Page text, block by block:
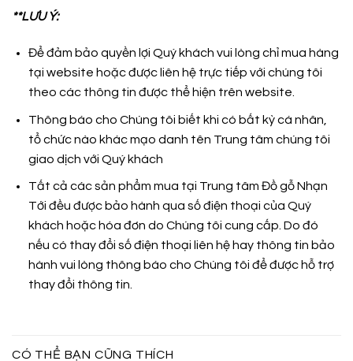
**LƯU Ý:
Để đảm bảo quyền lợi Quý khách vui lòng chỉ mua hàng
tại website hoặc được liên hệ trực tiếp với chúng tôi
theo các thông tin được thể hiện trên website.
Thông báo cho Chúng tôi biết khi có bất kỳ cá nhân,
tổ chức nào khác mạo danh tên Trung tâm chúng tôi
giao dịch với Quý khách
Tất cả các sản phẩm mua tại Trung tâm Đồ gỗ Nhạn
Tới đều được bảo hành qua số điện thoại của Quý
khách hoặc hóa đơn do Chúng tôi cung cấp. Do đó
nếu có thay đổi số điện thoại liên hệ hay thông tin bảo
hành vui lòng thông báo cho Chúng tôi để được hỗ trợ
thay đổi thông tin.
CÓ THỂ BẠN CŨNG THÍCH